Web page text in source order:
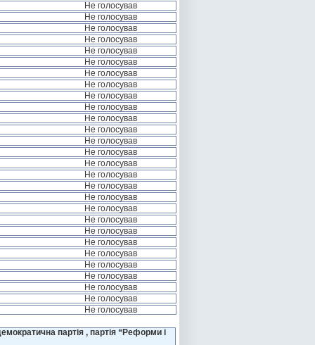
Не голосував
Не голосував
Не голосував
Не голосував
Не голосував
Не голосував
Не голосував
Не голосував
Не голосував
Не голосував
Не голосував
Не голосував
Не голосував
Не голосував
Не голосував
Не голосував
Не голосував
Не голосував
Не голосував
Не голосував
Не голосував
Не голосував
Не голосував
Не голосував
Не голосував
Не голосував
Не голосував
Не голосував
партія , партія “Реформи і